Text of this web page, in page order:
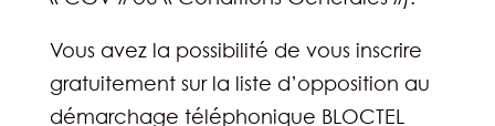
Vous avez la possibilité de vous inscrire
gratuitement sur la liste d’opposition au
démarchage téléphonique BLOCTEL